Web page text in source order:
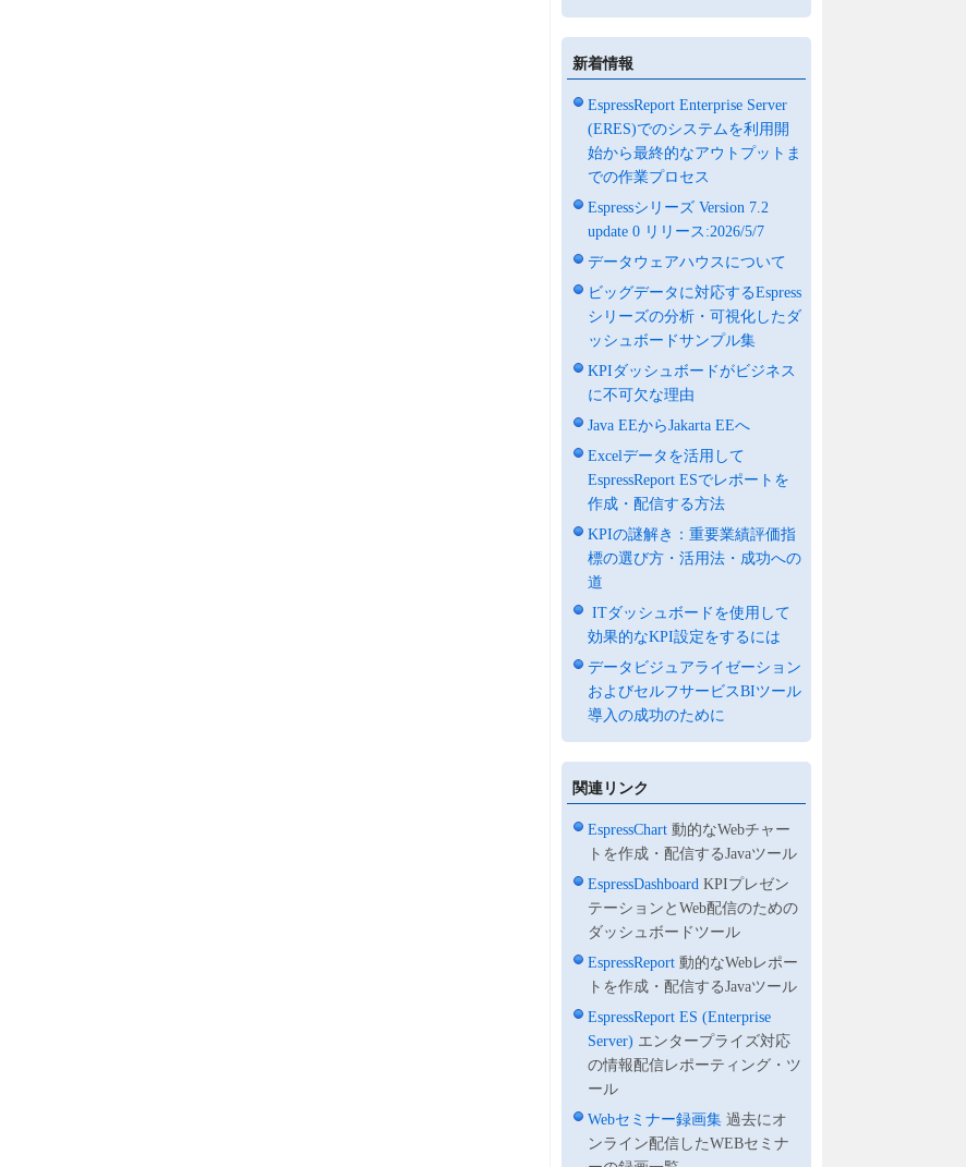
新着情報
EspressReport Enterprise Server
(ERES)でのシステムを利用開
始から最終的なアウトプットま
での作業プロセス
Espressシリーズ Version 7.2
update 0 リリース:2026/5/7
データウェアハウスについて
ビッグデータに対応するEspress
シリーズの分析・可視化したダ
ッシュボードサンプル集
KPIダッシュボードがビジネス
に不可欠な理由
Java EEからJakarta EEへ
Excelデータを活用して
EspressReport ESでレポートを
作成・配信する方法
KPIの謎解き：重要業績評価指
標の選び方・活用法・成功への
道
ITダッシュボードを使用して
効果的なKPI設定をするには
データビジュアライゼーション
およびセルフサービスBIツール
導入の成功のために
関連リンク
EspressChart 動的なWebチャー
トを作成・配信するJavaツール
EspressDashboard KPIプレゼン
テーションとWeb配信のための
ダッシュボードツール
EspressReport 動的なWebレポー
トを作成・配信するJavaツール
EspressReport ES (Enterprise
Server) エンタープライズ対応
の情報配信レポーティング・ツ
ール
Webセミナー録画集 過去にオ
ンライン配信したWEBセミナ